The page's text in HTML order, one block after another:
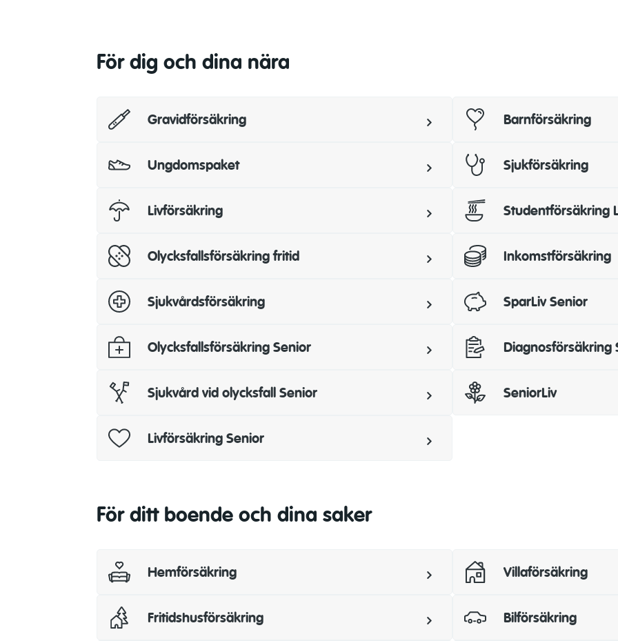
För dig och dina nära
Gravidförsäkring Barnförsäkring
Ungdomspaket Sjukförsäkring
Livförsäkring Studentförsäkring
Olycksfallsförsäkring fritid Inkomstförsäkring
Sjukvårdsförsäkring SparLiv Senior
Olycksfallsförsäkring Senior Diagnosförsäkring
Sjukvård vid olycksfall Senior SeniorLiv
Livförsäkring Senior
För ditt boende och dina saker
Hemförsäkring Villaförsäkring
Fritidshusförsäkring Bilförsäkring